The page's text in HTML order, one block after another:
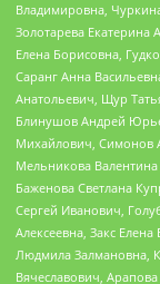
Владимировна,
Золотарева Екатерина
Елена Борисовна,
Саранг Анна
Анатольевич, Щур
Блинушов Андрей
Михайлович, Симонов
Мельникова
Баженова Светлана
Сергей Иванович,
Алексеевна, Закс
Людмила Залмановна,
Вячеславович,